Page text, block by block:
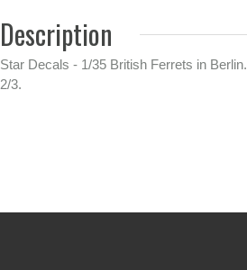
Description
Star Decals - 1/35 British Ferrets in Berlin.
2/3.